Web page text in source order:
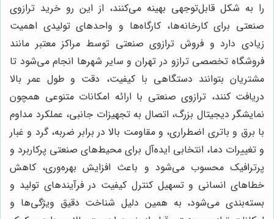
را به شکل قابل‌توجهی بهینه می‌کنند، از این رو خرید ترازوی
صنعتی برای کارخانه‌ها، کارگاه‌ها و واحدهای تولیدی اهمیت
زیادی دارد و فروش ترازوی صنعتی توسط مراکز معتبر مانند
فروشگاه تخصصی ترازو در تهران و سایر شهرها انجام می‌شود تا
مشتریان بتوانند دستگاهی با کیفیت، دقت و طول عمر بالا
دریافت کنند، ترازوی صنعتی با ارائه امکانات متنوعی همچون
نمایشگر دیجیتال بزرگ، اتصال به تجهیزات جانبی، عملکرد مداوم
با برق و باتری اضطراری، و مقاومت بالا در برابر ضربه، گرد و غبار
و تغییرات دما، انتخابی ایده‌آل برای محیط‌های صنعتی پرکاربرد و
پرترافیک محسوب می‌شود و باعث افزایش بهره‌وری، کاهش
خطاهای انسانی و تسهیل کنترل کیفیت در فرآیندهای تولید و
بسته‌بندی می‌شود، به همین دلیل شناخت دقیق ویژگی‌ها و